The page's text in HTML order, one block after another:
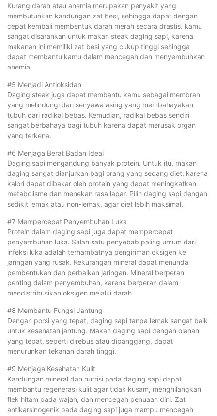
Kurang darah atau anemia merupakan penyakit yang
membutuhkan kandungan zat besi, sehingga dapat dengan
cepat kembali membentuk darah merah secara drastis. kamu
sangat disarankan untuk makan steak daging sapi, karena
makanan ini memiliki zat besi yang cukup tinggi sehingga
dapat membantu kamu dalam mencegah dan menyembuhkan
anemia.
#5 Menjadi Antioksidan
Daging steak juga dapat membantu kamu sebagai membran
yang melindungi dari senyawa asing yang membahayakan
tubuh dari radikal bebas. Kemudian, radikal bebas sendiri
sangat berbahaya bagi tubuh karena dapat merusak organ
yang terkena.
#6 Menjaga Berat Badan Ideal
Daging sapi mengandung banyak protein. Untuk itu, makan
daging sangat dianjurkan bagi orang yang sedang diet, karena
kalori dapat dibakar oleh protein yang dapat meningkatkan
metabolisme dan menekan rasa lapar. Pilih daging sapi dengan
sedikit lemak atau non-lemak, agar diet lebih maksimal.
#7 Mempercepat Penyembuhan Luka
Protein dalam daging sapi juga dapat mempercepat
penyembuhan luka. Salah satu penyebab paling umum dari
infeksi luka adalah terhambatnya pengiriman oksigen ke
jaringan yang rusak. Kekurangan mineral dapat menunda
pembentukan dan perbaikan jaringan. Mineral berperan
penting dalam penyembuhan, karena berperan dalam
mendistribusikan oksigen melalui darah.
#8 Membantu Fungsi Jantung
Dengan porsi yang tepat, daging sapi tanpa lemak sangat baik
untuk kesehatan jantung. Makan daging sapi dengan olahan
yang tepat, seperti direbus atau dipanggang, dapat
menurunkan tekanan darah tinggi.
#9 Menjaga Kesehatan Kulit
Kandungan mineral dan nutrisi pada daging sapi dapat
membantu regenerasi kulit agar tidak kusam, menghilangkan
flek hitam pada wajah, dan mencegah penuaan dini. Zat
antikarsinogenik pada daging sapi juga mampu mencegah